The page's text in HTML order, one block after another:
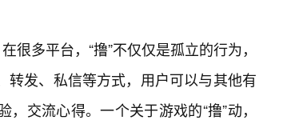
很多平台，“撸”不仅仅是孤立的行为，
发、私信等方式，用户可以与其他有
交流心得。一个关于游戏的“撸”动，